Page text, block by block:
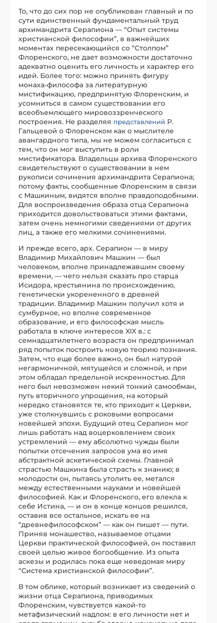
То, что до сих пор не опубликован главный и по
сути единственный фундаментальный труд
архимандрита Серапиона — “Опыт системы
христианской философии”, в важнейших
моментах пересекающийся со “Столпом”
Флоренского, не дает возможности достаточно
адекватно оценить его личность и характер его
идей. Более того: можно принять фигуру
монаха-философа за литературную
мистификацию, предпринятую Флоренским, и
усомниться в самом существовании его
всеобъемлющего мировоззренческого
построения. Не разделяя представлений Р.
Гальцевой о Флоренском как о мыслителе
авангардного типа, мы не можем согласиться с
тем, что он мог выступить в роли
мистификатора. Владельцы архива Флоренского
свидетельствуют о существовании в нем
рукописи сочинения архимандрита Серапиона;
потому факты, сообщенные Флоренским в связи
с Машкиным, видятся вполне правдоподобными.
Для воспроизведения образа отца Серапиона
приходится довольствоваться этими фактами,
затем очень немногими сведениями от других
лиц, а также его мелкими сочинениями.
И прежде всего, арх. Серапион — в миру
Владимир Михайлович Машкин — был
человеком, вполне принадлежавшим своему
времени, — чего нельзя сказать про старца
Исидора, крестьянина по происхождению,
генетически укорененного в древней
традиции. Владимир Машкин получил хотя и
сумбурное, но вполне современное
образование, и его философская мысль
работала в ключе интересов XIX в.: с
семнадцатилетнего возраста он предпринимал
ряд попыток построить новую теорию познания.
Затем, что еще более важно, он был натурой
негармоничной, мятущейся и сложной, и при
этом обладал предельной искренностью. Для
него был невозможен некий тонкий самообман,
путь вторичного упрощения, на который
нередко становятся те, кто приходит к Церкви,
уже столкнувшись с роковыми вопросами
новейшей эпохи. Будущий отец Серапион мог
лишь работать над воцерковлением своих
устремлений — ему абсолютно чужды были
попытки отсечения запросов ума во имя
абстрактной аскетической схемы. Главной
страстью Машкина была страсть к знанию; в
молодости он, пытаясь утолить ее, метался
между естественными науками и новейшей
философией. Как и Флоренского, его влекла к
себе Истина, — и он в конце концов решился,
оставив все остальное, искать ее на
“древнефилософском” — как он пишет — пути.
Приняв монашество, называемое отцами
Церкви практической философией, он поставил
своей целью живое богообщение. Из опыта
аскезы и родилась пока еще неведомая миру
“Система христианской философии”.
В том облике, который возникает из сведений о
жизни отца Серапиона, приводимых
Флоренским, чувствуется какой-то
метафизический надлом: в его личности нет и